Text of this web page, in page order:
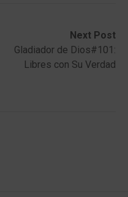
Next Post
Gladiador de Dios#101:
Libres con Su Verdad